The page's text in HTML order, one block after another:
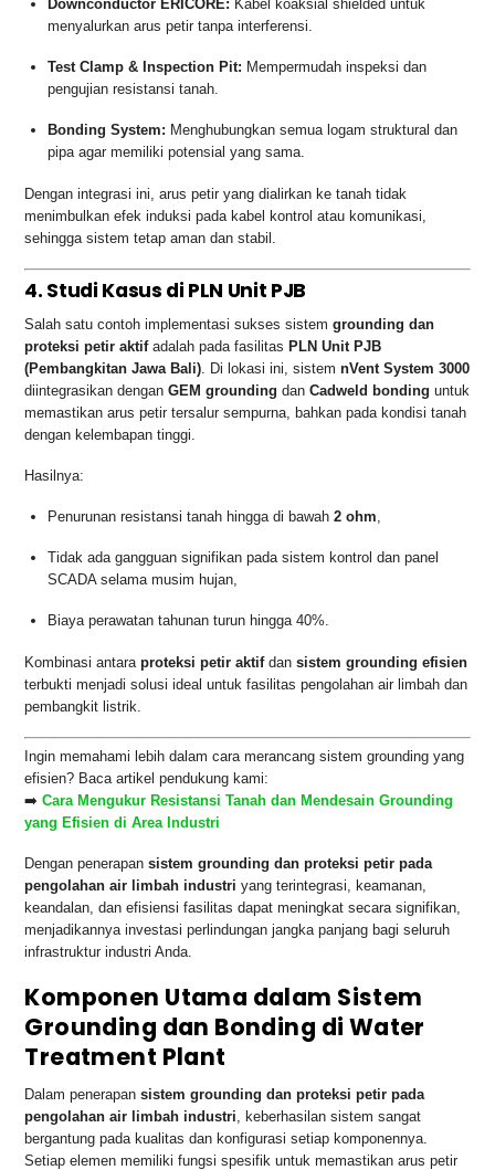
Downconductor ERICORE: Kabel koaksial shielded untuk
menyalurkan arus petir tanpa interferensi.
Test Clamp & Inspection Pit: Mempermudah inspeksi dan
pengujian resistansi tanah.
Bonding System: Menghubungkan semua logam struktural dan
pipa agar memiliki potensial yang sama.
Dengan integrasi ini, arus petir yang dialirkan ke tanah tidak
menimbulkan efek induksi pada kabel kontrol atau komunikasi,
sehingga sistem tetap aman dan stabil.
4. Studi Kasus di PLN Unit PJB
Salah satu contoh implementasi sukses sistemgrounding dan
proteksi petir aktifadalah pada fasilitas PLN Unit PJB
(Pembangkitan Jawa Bali). Di lokasi ini, sistemnVent System 3000
diintegrasikan denganGEM grounding danCadweld bonding untuk
memastikan arus petir tersalur sempurna, bahkan pada kondisi tanah
dengan kelembapan tinggi.
Hasilnya:
Penurunan resistansi tanah hingga di bawah2 ohm,
Tidak ada gangguan signifikan pada sistem kontrol dan panel
SCADA selama musim hujan,
Biaya perawatan tahunan turun hingga 40%.
Kombinasi antaraproteksi petir aktifdansistem grounding efisien
terbukti menjadi solusi ideal untuk fasilitas pengolahan air limbah dan
pembangkit listrik.
Ingin memahami lebih dalam cara merancang sistem grounding yang
efisien? Baca artikel pendukung kami:
➡️Cara Mengukur Resistansi Tanah dan Mendesain Grounding
yang Efisien di Area Industri
Dengan penerapansistem grounding dan proteksi petir pada
pengolahan air limbah industri yang terintegrasi, keamanan,
keandalan, dan efisiensi fasilitas dapat meningkat secara signifikan,
menjadikannya investasi perlindungan jangka panjang bagi seluruh
infrastruktur industri Anda.
Komponen Utama dalam Sistem
Grounding dan Bonding di Water
Treatment Plant
Dalam penerapansistem grounding dan proteksi petir pada
pengolahan air limbah industri , keberhasilan sistem sangat
bergantung pada kualitas dan konfigurasi setiap komponennya.
Setiap elemen memiliki fungsi spesifik untuk memastikan arus petir